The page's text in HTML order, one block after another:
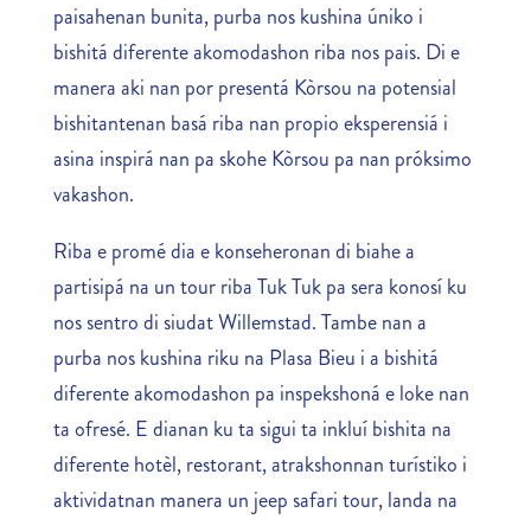
paisahenan bunita, purba nos kushina úniko i
bishitá diferente akomodashon riba nos pais. Di e
manera aki nan por presentá Kòrsou na potensial
bishitantenan basá riba nan propio eksperensiá i
asina inspirá nan pa skohe Kòrsou pa nan próksimo
vakashon.
Riba e promé dia e konseheronan di biahe a
partisipá na un tour riba Tuk Tuk pa sera konosí ku
nos sentro di siudat Willemstad. Tambe nan a
purba nos kushina riku na Plasa Bieu i a bishitá
diferente akomodashon pa inspekshoná e loke nan
ta ofresé. E dianan ku ta sigui ta inkluí bishita na
diferente hotèl, restorant, atrakshonnan turístiko i
aktividatnan manera un jeep safari tour, landa na